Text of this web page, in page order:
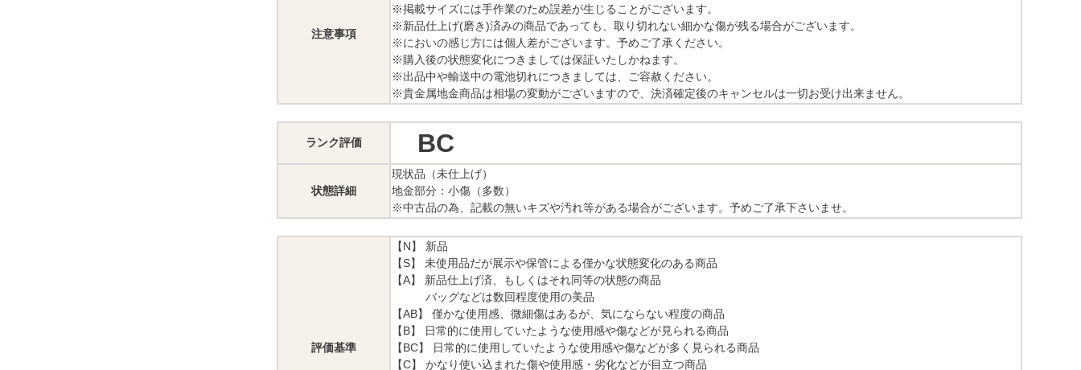
注意事項
※掲載サイズには手作業のため誤差が生じることがございます。
※新品仕上げ(磨き)済みの商品であっても、取り切れない細かな傷が残る場合がございます。
※においの感じ方には個人差がございます。予めご了承ください。
※購入後の状態変化につきましては保証いたしかねます。
※出品中や輸送中の電池切れにつきましては、ご容赦ください。
※貴金属地金商品は相場の変動がございますので、決済確定後のキャンセルは一切お受け出来ません。
ランク評価 BC
状態詳細
現状品（未仕上げ）
地金部分：小傷（多数）
※中古品の為、記載の無いキズや汚れ等がある場合がございます。予めご了承下さいませ。
評価基準
【N】 新品
【S】 未使用品だが展示や保管による僅かな状態変化のある商品
【A】 新品仕上げ済、もしくはそれ同等の状態の商品
バッグなどは数回程度使用の美品
【AB】 僅かな使用感、微細傷はあるが、気にならない程度の商品
【B】 日常的に使用していたような使用感や傷などが見られる商品
【BC】 日常的に使用していたような使用感や傷などが多く見られる商品
【C】 かなり使い込まれた傷や使用感・劣化などが目立つ商品